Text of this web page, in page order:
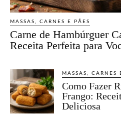
MASSAS, CARNES E PÃES
Carne de Hambúrguer
Receita Perfeita para
MASSAS, CARNES
Como Fazer
Frango:
Deliciosa